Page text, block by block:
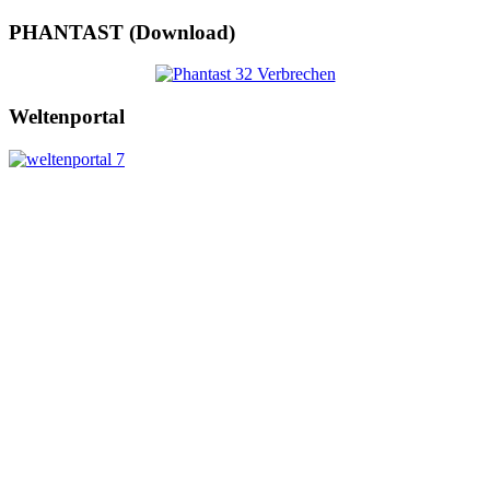
PHANTAST (Download)
Weltenportal